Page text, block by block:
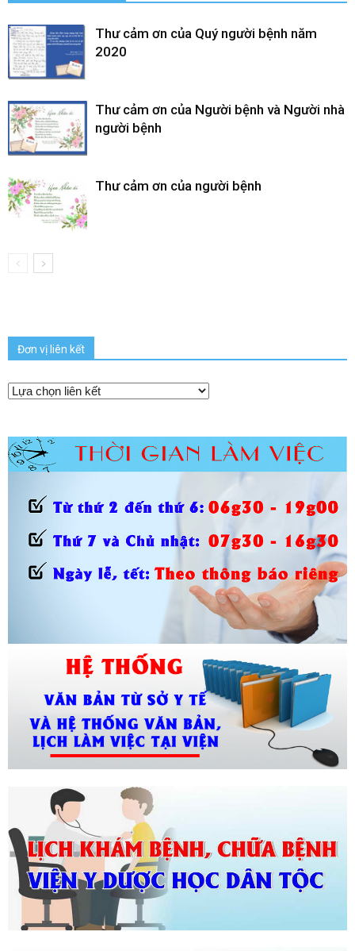
Thư cảm ơn của Quý người bệnh năm
2020
Thư cảm ơn của Người bệnh và Người nhà
người bệnh
Thư cảm ơn của người bệnh
Đơn vị liên kết